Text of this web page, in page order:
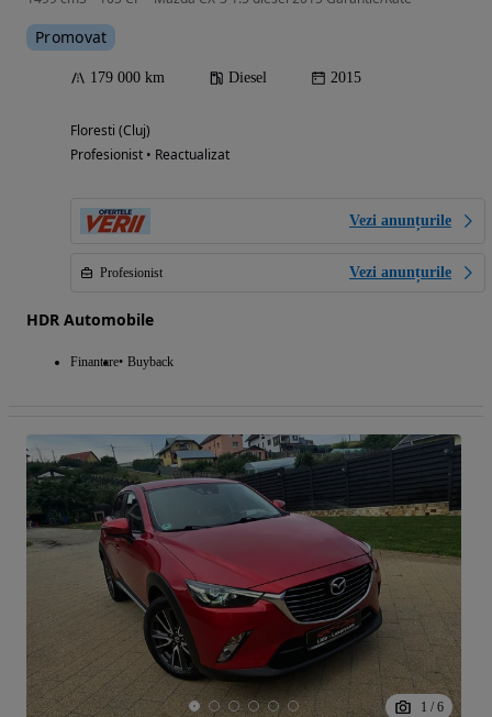
Promovat
179 000 km Diesel 2015
Floresti (Cluj)
Profesionist • Reactualizat
Vezi anunțurile
Profesionist Vezi anunțurile
HDR Automobile
Finantare Buyback
1 / 6